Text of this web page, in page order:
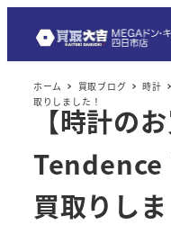
ホーム 買取ブログ 時計
取りしました！
【時計の
Tendence
買取りしま